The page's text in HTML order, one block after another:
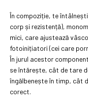
În compoziție, te
corp și rezistență),
mici, care ajustează
fotoinițiatori (cei care
În jurul acestor
se întărește, cât de tare
îngălbenește în timp, cât
corect.